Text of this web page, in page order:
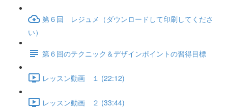
第６回 レジュメ（ダウンロードして印刷してくださ
い）
第６回のテクニック＆デザインポイントの習得目標
レッスン動画 １ (22:12)
レッスン動画 ２ (33:44)